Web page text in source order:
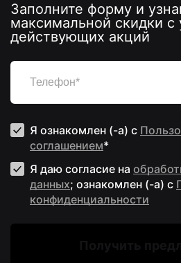
Заполните форму и
максимальной скидки с
действующих акций
Я ознакомлен (-а) с
соглашением*
Я даю согласие на
данных; ознакомлен (-а) c
конфиденциальности